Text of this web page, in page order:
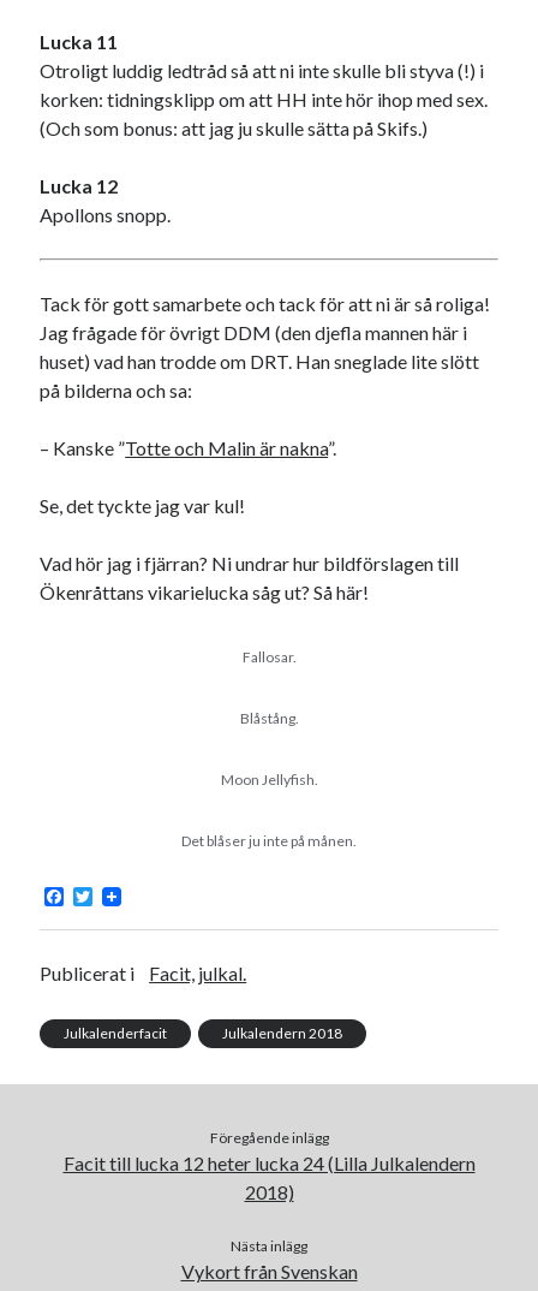
Lucka 11
Otroligt luddig ledtråd så att ni inte skulle bli styva (!) i
korken: tidningsklipp om att HH inte hör ihop med sex.
(Och som bonus: att jag ju skulle sätta på Skifs.)
Lucka 12
Apollons snopp.
Tack för gott samarbete och tack för att ni är så roliga!
Jag frågade för övrigt DDM (den djefla mannen här i
huset) vad han trodde om DRT. Han sneglade lite slött
på bilderna och sa:
– Kanske ”Totte och Malin är nakna”.
Se, det tyckte jag var kul!
Vad hör jag i fjärran? Ni undrar hur bildförslagen till
Ökenråttans vikarielucka såg ut? Så här!
Fallosar.
Blåstång.
Moon Jellyfish.
Det blåser ju inte på månen.
F
c
b
k
T
i
t
Publicerat i Facit, julkal.
Julkalenderfacit Julkalendern 2018
Föregående inlägg
Facit till lucka 12 heter lucka 24 (Lilla Julkalendern
2018)
Nästa inlägg
Vykort från Svenskan